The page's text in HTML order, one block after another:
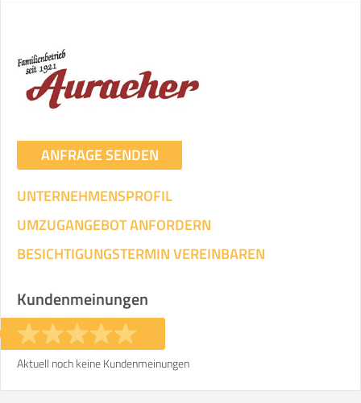
ANFRAGE SENDEN
UNTERNEHMENSPROFIL
UMZUGANGEBOT ANFORDERN
BESICHTIGUNGSTERMIN VEREINBAREN
Kundenmeinungen
Aktuell noch keine Kundenmeinungen